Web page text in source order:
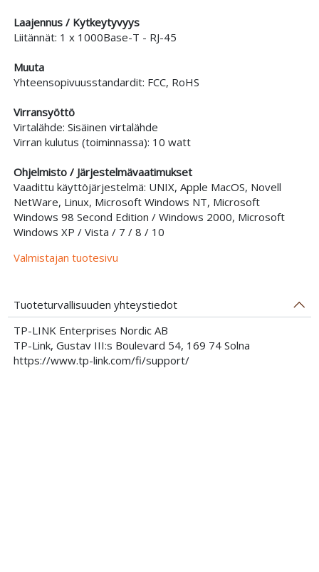
Laajennus / Kytkeytyvyys
Liitännät: 1 x 1000Base-T - RJ-45
Muuta
Yhteensopivuusstandardit: FCC, RoHS
Virransyöttö
Virtalähde: Sisäinen virtalähde
Virran kulutus (toiminnassa): 10 watt
Ohjelmisto / Järjestelmävaatimukset
Vaadittu käyttöjärjestelmä: UNIX, Apple MacOS, Novell
NetWare, Linux, Microsoft Windows NT, Microsoft
Windows 98 Second Edition / Windows 2000, Microsoft
Windows XP / Vista / 7 / 8 / 10
Valmistajan tuotesivu
Tuoteturvallisuuden yhteystiedot
TP-LINK Enterprises Nordic AB
TP-Link, Gustav III:s Boulevard 54, 169 74 Solna
https://www.tp-link.com/fi/support/